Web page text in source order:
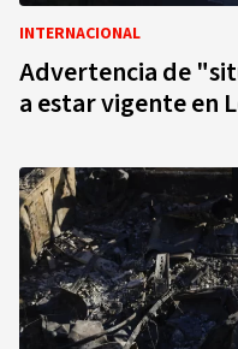
INTERNACIONAL
Advertencia de
a estar vigente en